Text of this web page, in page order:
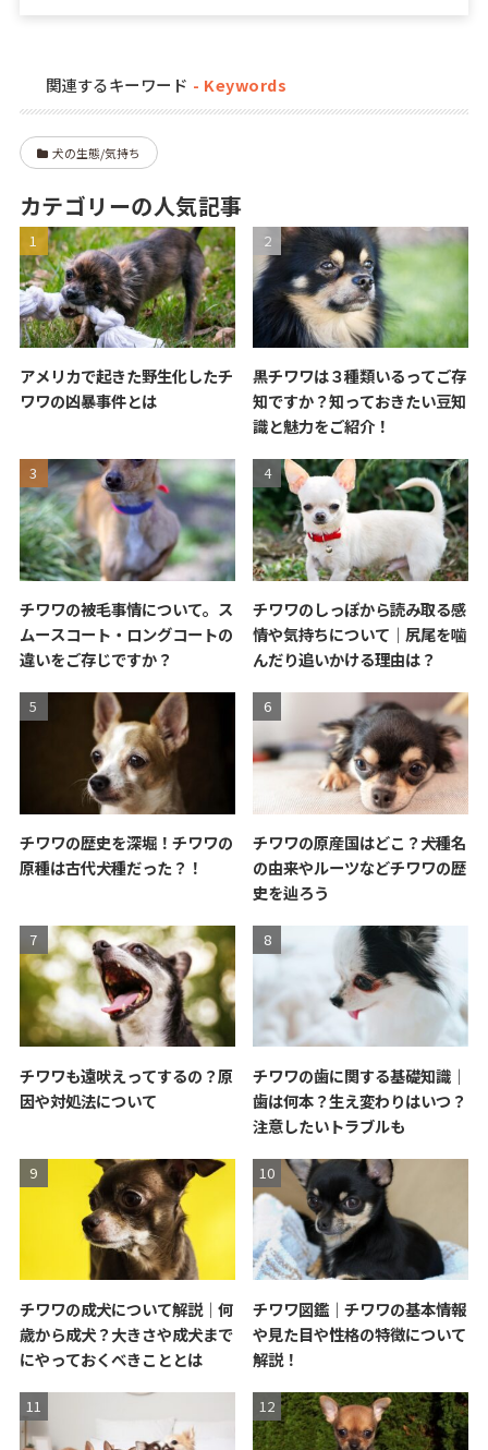
関連するキーワード
犬の生態/気持ち
カテゴリーの人気記事
アメリカで起きた野生化したチ
ワワの凶暴事件とは
黒チワワは３種類いるってご存
知ですか？知っておきたい豆知
識と魅力をご紹介！
チワワの被毛事情について。ス
ムースコート・ロングコートの
違いをご存じですか？
チワワのしっぽから読み取る感
情や気持ちについて｜尻尾を噛
んだり追いかける理由は？
チワワの歴史を深堀！チワワの
原種は古代犬種だった？！
チワワの原産国はどこ？犬種名
の由来やルーツなどチワワの歴
史を辿ろう
チワワも遠吠えってするの？原
因や対処法について
チワワの歯に関する基礎知識｜
歯は何本？生え変わりはいつ？
注意したいトラブルも
チワワの成犬について解説｜何
歳から成犬？大きさや成犬まで
にやっておくべきこととは
チワワ図鑑｜チワワの基本情報
や見た目や性格の特徴について
解説！